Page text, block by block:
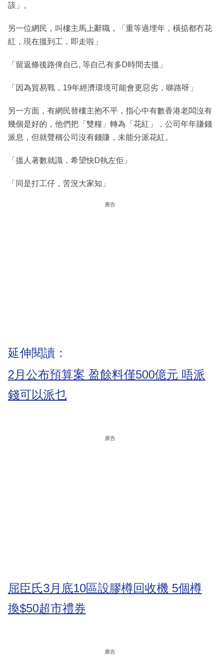
該」。
另一位網民，叫樓主馬上辭職，「重等過埋年，橫掂都冇花
紅，現在搵到工，即走啦」
「留返條後路俾自己, 等自己有多D時間去搵」
「因為貿易戰，19年經濟環境可能會更惡劣，睇路呀」
另一方面，有網民替樓主抱不平，指心中有數香港老闆沒有
幾個是好的，他們把「雙糧」轉為「花紅」，公司年年賺錢
派息，但就聲稱公司沒有錢賺，未能分派花紅。
「搵人著數就識，希望快D執左佢」
「同是打工仔，苦況大家知」
廣告
延伸閱讀：
2月公布預算案 盈餘料僅500億元 唔派
錢可以派乜
廣告
屈臣氏3月底10區設膠樽回收機 5個樽
換$50超市禮券
廣告